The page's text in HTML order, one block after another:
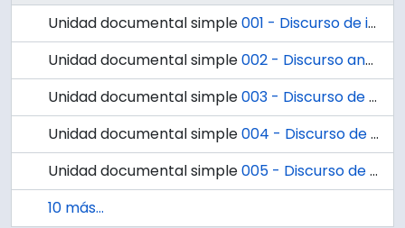
Unidad documental simple001 - Discurso de inauguración de la Escuela de Verano de 1963
Unidad documental simple002 - Discurso ante el Ministro de Relaciones Exteriores Carlos Martínez Sotomayor
Unidad documental simple003 - Discurso de cierre del Tercer Taller de Escritores de la Universidad de Concepción
Unidad documental simple004 - Discurso de clausura Escuela de Temporada La Serena
Unidad documental simple005 - Discurso de inauguración Escuela de Temporada Osorno
10 más...